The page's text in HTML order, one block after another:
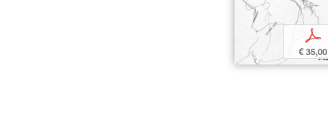
p
€ 35,00